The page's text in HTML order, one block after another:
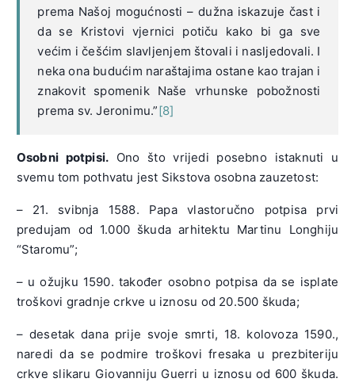
prema Našoj mogućnosti – dužna iskazuje čast i
da se Kristovi vjernici potiču kako bi ga sve
većim i češćim slavljenjem štovali i nasljedovali. I
neka ona budućim naraštajima ostane kao trajan i
znakovit spomenik Naše vrhunske pobožnosti
prema sv. Jeronimu.”[8]
Osobni potpisi. Ono što vrijedi posebno istaknuti u
svemu tom pothvatu jest Sikstova osobna zauzetost:
– 21. svibnja 1588. Papa vlastoručno potpisa prvi
predujam od 1.000 škuda arhitektu Martinu Longhiju
“Staromu”;
– u ožujku 1590. također osobno potpisa da se isplate
troškovi gradnje crkve u iznosu od 20.500 škuda;
– desetak dana prije svoje smrti, 18. kolovoza 1590.,
naredi da se podmire troškovi fresaka u prezbiteriju
crkve slikaru Giovanniju Guerri u iznosu od 600 škuda.